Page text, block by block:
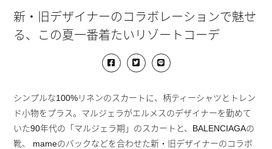
新・旧デザイナーのコラボレーションで魅せ
る、この夏一番着たいリゾートコーデ
シンプルな100%リネンのスカートに、柄ティーシャツとトレン
ド小物をプラス。マルジェラがエルメスのデザイナーを勤めて
いた90年代の「マルジェラ期」のスカートと、BALENCIAGAの
靴、 mameのバックなどを合わせた新・旧デザイナーのコラボ